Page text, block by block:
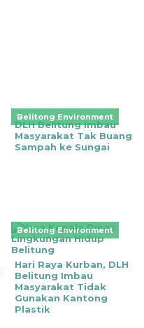
Belitong Environment
DLH Belitung Imbau
Masyarakat Tak Buang
Sampah ke Sungai
Belitong Environment
Hari Raya Kurban, DLH
Belitung Imbau
Masyarakat Tidak
Gunakan Kantong
Plastik